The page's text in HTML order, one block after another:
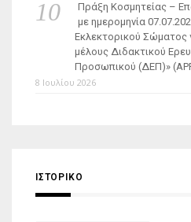
Πράξη Κοσμητείας –
με ημερομηνία
Εκλεκτορικού Σώματος
μέλους Διδακτικού
Προσωπικού (ΔΕΠ)»
8 Ιουλίου 2026
ΙΣΤΟΡΙΚΌ